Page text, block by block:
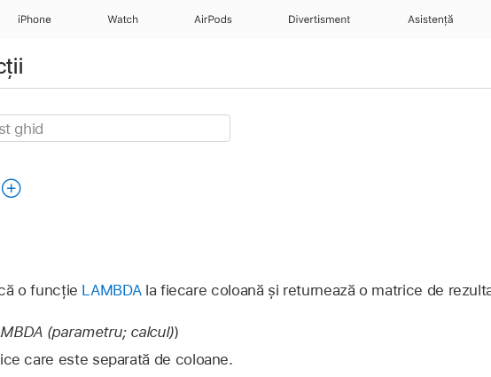
iPhone Watch AirPods Divertisment Asistență
o funcție LAMBDAla fiecare coloană și returnează o matrice de
(parametru; calcul))
care este separată de coloane.